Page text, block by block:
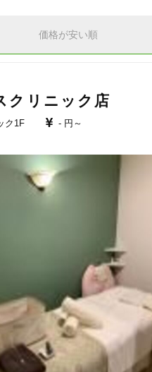
価格が安い順
クリニック店
ク1F
- 円～